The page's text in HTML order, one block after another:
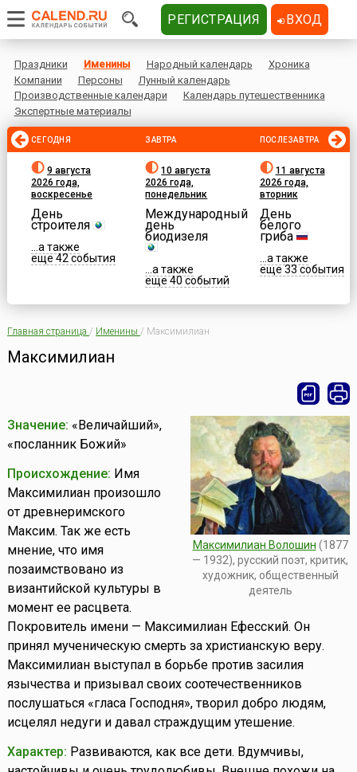
Праздники Именины Народный календарь
Хроника
Компании
Персоны
Лунный календарь
Производственные календари
Календарь путешественника
Экспертные материалы
СЕГОДНЯ
9 августа
2026 года,
воскресенье
День
строителя
...а также
еще 42 события
ЗАВТРА
10 августа
2026 года,
понедельник
Международный
день
биодизеля
...а также
еще 40 событий
ПОСЛЕЗАВТРА
11 августа
2026 года,
вторник
День
белого
гриба
...а также
еще 33 события
Главная страница / Именины / Максимилиан
Максимилиан
Максимилиан Волошин (1877
— 1932), русский поэт, критик,
художник, общественный
деятель
Значение: «Величайший»,
«посланник Божий»
Происхождение: Имя
Максимилиан произошло
от древнеримского
Максим. Так же есть
мнение, что имя
позаимствовано из
византийской культуры в
момент ее расцвета.
Покровитель имени — Максимилиан Ефесский. Он
принял мученическую смерть за христианскую веру.
Максимилиан выступал в борьбе против засилия
язычества и призывал своих соотечественников
послушаться «гласа Господня», творил добро людям,
исцелял недуги и давал страждущим утешение.
Характер: Развиваются, как все дети. Вдумчивы,
РЕГИСТРАЦИЯ ВХОД